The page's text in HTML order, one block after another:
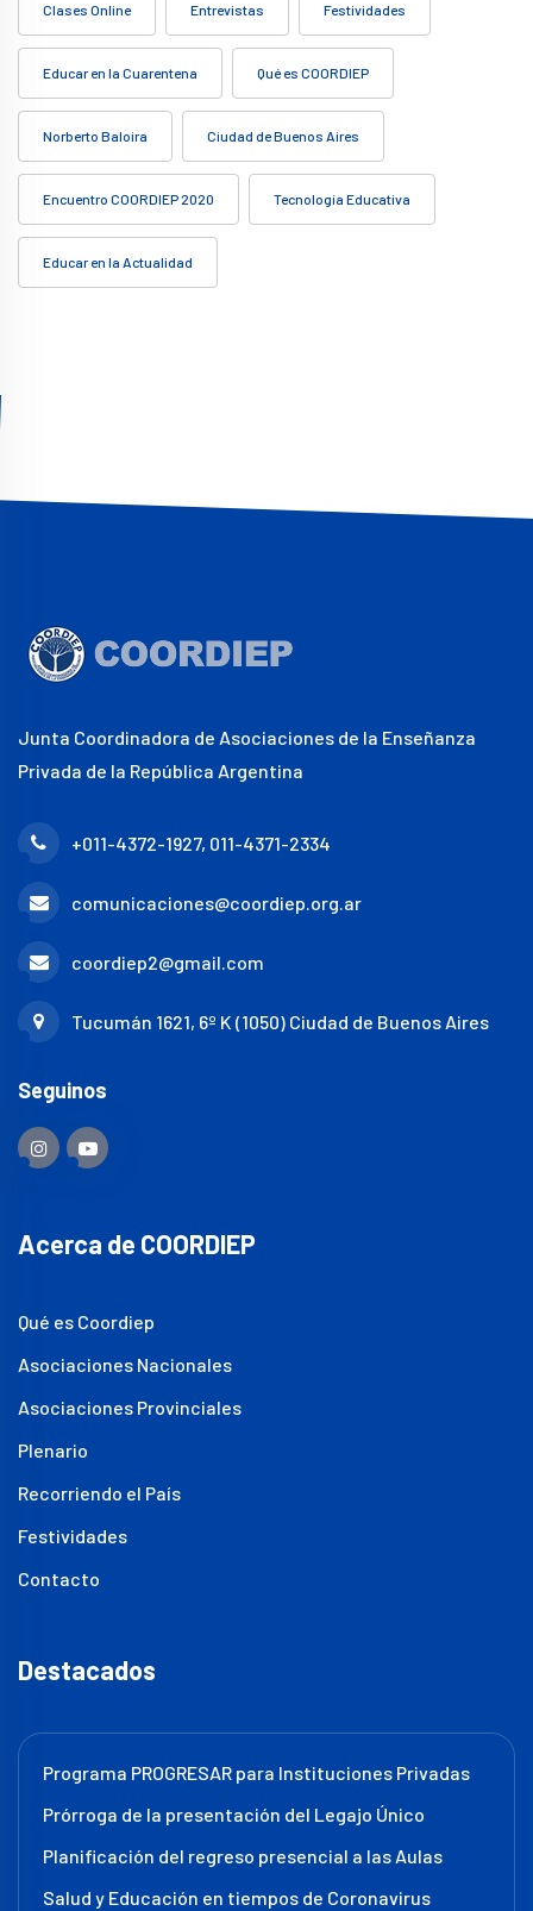
Clases Online Entrevistas Festividades
Educar en la Cuarentena Qué es COORDIEP
Norberto Baloira Ciudad de Buenos Aires
Encuentro COORDIEP 2020 Tecnología Educativa
Educar en la Actualidad
Junta Coordinadora de Asociaciones de la Enseñanza
Privada de la República Argentina
+011-4372-1927, 011-4371-2334
comunicaciones@coordiep.org.ar
coordiep2@gmail.com
Tucumán 1621, 6º K (1050) Ciudad de Buenos Aires
Seguinos
Acerca de COORDIEP
Qué es Coordiep
Asociaciones Nacionales
Asociaciones Provinciales
Plenario
Recorriendo el País
Festividades
Contacto
Destacados
Programa PROGRESAR para Instituciones Privadas
Prórroga de la presentación del Legajo Único
Planificación del regreso presencial a las Aulas
Salud y Educación en tiempos de Coronavirus